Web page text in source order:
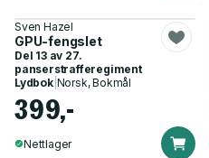
Sven Hazel
GPU-fengslet
Del 13 av 27.
panserstrafferegiment
Lydbok| Norsk, Bokmål
399,-
Nettlager